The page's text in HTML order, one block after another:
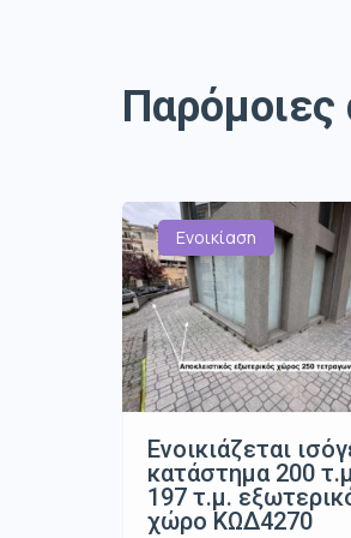
Παρόμοιες
Ενοικίαση
Ενοικιάζεται
κατάστημα 200
197 τ.μ.
χώρο ΚΩΔ4270